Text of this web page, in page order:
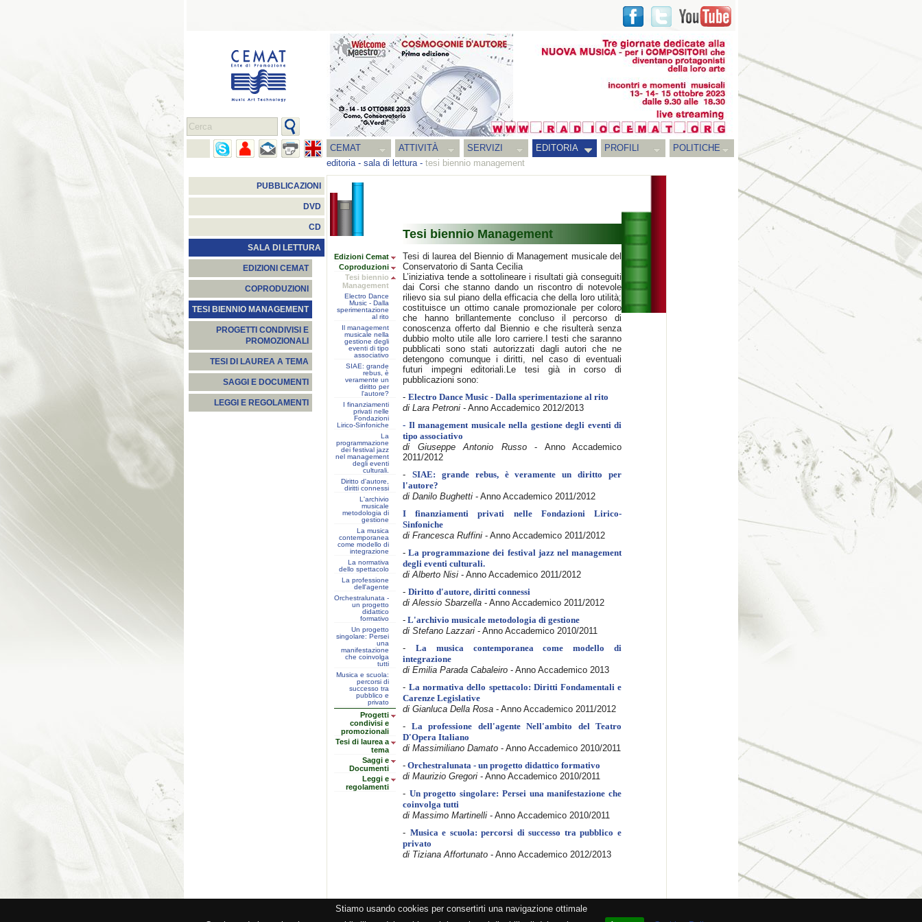
Stiamo usando cookies per consertirti una navigazione ottimale
CEMAT ATTIVITÀ SERVIZI EDITORIA PROFILI
POLITICHE
editoria- sala di lettura- tesi biennio management
PUBBLICAZIONI
DVD
CD
SALA DI LETTURA
EDIZIONI CEMAT
COPRODUZIONI
TESI BIENNIO MANAGEMENT
PROGETTI CONDIVISI E
PROMOZIONALI
TESI DI LAUREA A TEMA
SAGGI E DOCUMENTI
LEGGI E REGOLAMENTI
Edizioni Cemat
Coproduzioni
Tesi biennio
Management
Electro Dance
Music - Dalla
sperimentazione
al rito
Il management
musicale nella
gestione degli
eventi di tipo
associativo
SIAE: grande
rebus, è
veramente un
diritto per
l'autore?
I finanziamenti
privati nelle
Fondazioni
Lirico-Sinfoniche
La
programmazione
dei festival jazz
nel management
degli eventi
culturali.
Diritto d'autore,
diritti connessi
L'archivio
musicale
metodologia di
gestione
La musica
contemporanea
come modello di
integrazione
La normativa
dello spettacolo
La professione
dell'agente
Orchestralunata -
un progetto
didattico
formativo
Un progetto
singolare: Persei
una
manifestazione
che coinvolga
tutti
Musica e scuola:
percorsi di
successo tra
pubblico e
privato
Progetti
condivisi e
promozionali
Tesi di laurea a
tema
Saggi e
Documenti
Leggi e
regolamenti
Tesi biennio Management
Tesi di laurea del Biennio di Management musicale del
Conservatorio di Santa Cecilia
L’iniziativa tende a sottolineare i risultati già conseguiti
dai Corsi che stanno dando un riscontro di notevole
rilievo sia sul piano della efficacia che della loro utilità;
costituisce un ottimo canale promozionale per coloro
che hanno brillantemente concluso il percorso di
conoscenza offerto dal Biennio e che risulterà senza
dubbio molto utile alle loro carriere.I testi che saranno
pubblicati sono stati autorizzati dagli autori che ne
detengono comunque i diritti, nel caso di eventuali
futuri impegni editoriali.Le tesi già in corso di
pubblicazioni sono:
- Electro Dance Music - Dalla sperimentazione al rito
di Lara Petroni - Anno Accademico 2012/2013
- Il management musicale nella gestione degli eventi di
tipo associativo
di Giuseppe Antonio Russo- Anno Accademico
2011/2012
- SIAE: grande rebus, è veramente un diritto per
l'autore?
di Danilo Bughetti - Anno Accademico 2011/2012
I finanziamenti privati nelle Fondazioni Lirico-
Sinfoniche
di Francesca Ruffini - Anno Accademico 2011/2012
- La programmazione dei festival jazz nel management
degli eventi culturali.
di Alberto Nisi - Anno Accademico 2011/2012
- Diritto d'autore, diritti connessi
di Alessio Sbarzella - Anno Accademico 2011/2012
- L'archivio musicale metodologia di gestione
di Stefano Lazzari - Anno Accademico 2010/2011
- La musica contemporanea come modello di
integrazione
di Emilia Parada Cabaleiro - Anno Accademico 2013
-La normativa dello spettacolo: Diritti Fondamentali e
Carenze Legislative
di Gianluca Della Rosa - Anno Accademico 2011/2012
- La professione dell'agente Nell'ambito del Teatro
D'Opera Italiano
di Massimiliano Damato - Anno Accademico 2010/2011
- Orchestralunata - un progetto didattico formativo
di Maurizio Gregori - Anno Accademico 2010/2011
- Un progetto singolare: Persei una manifestazione che
coinvolga tutti
di Massimo Martinelli - Anno Accademico 2010/2011
- Musica e scuola: percorsi di successo tra pubblico e
privato
di Tiziana Affortunato - Anno Accademico 2012/2013
- PI 05362381005 - Lic. SIAE 2552/1/2523 - Visitatore # 93.930.887